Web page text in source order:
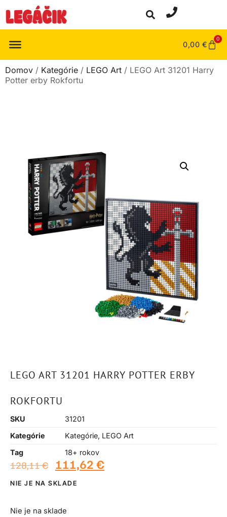
0,00 €
0
Domov / Kategórie / LEGO Art / LEGO Art 31201 Harry
Potter erby Rokfortu
LEGO ART 31201 HARRY POTTER ERBY
ROKFORTU
SKU
31201
Kategórie
Kategórie, LEGO Art
Tag
18+ rokov
128,11€ 111,62 €
NIE JE NA SKLADE
Nie je na sklade